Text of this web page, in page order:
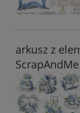
arkusz z